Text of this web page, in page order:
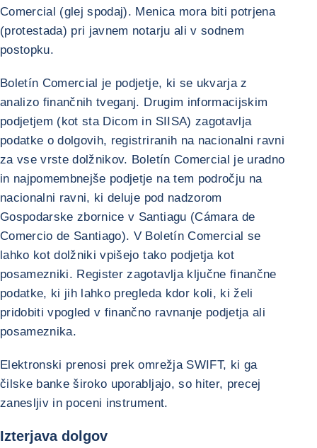
Comercial (glej spodaj). Menica mora biti potrjena
(protestada) pri javnem notarju ali v sodnem
postopku.
Boletín Comercial je podjetje, ki se ukvarja z
analizo finančnih tveganj. Drugim informacijskim
podjetjem (kot sta Dicom in SIISA) zagotavlja
podatke o dolgovih, registriranih na nacionalni ravni
za vse vrste dolžnikov. Boletín Comercial je uradno
in najpomembnejše podjetje na tem področju na
nacionalni ravni, ki deluje pod nadzorom
Gospodarske zbornice v Santiagu (Cámara de
Comercio de Santiago). V Boletín Comercial se
lahko kot dolžniki vpišejo tako podjetja kot
posamezniki. Register zagotavlja ključne finančne
podatke, ki jih lahko pregleda kdor koli, ki želi
pridobiti vpogled v finančno ravnanje podjetja ali
posameznika.
Elektronski prenosi prek omrežja SWIFT, ki ga
čilske banke široko uporabljajo, so hiter, precej
zanesljiv in poceni instrument.
Izterjava dolgov